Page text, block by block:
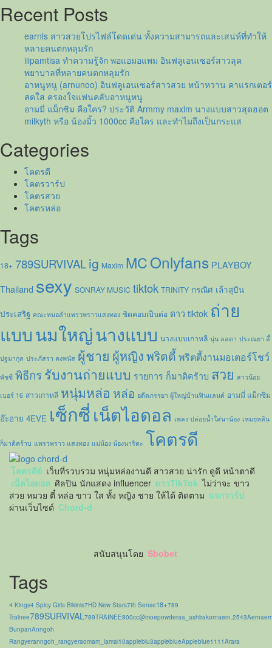
เป็ด)
สาว
สวย
จาก
รายการ
“
ก็
มาดิ
ค
ร้าบ
Recent Posts
earnls สาวสวยโปรไฟล์โดดเด่น ทั้งความสามารถและเสน่ห์ที่ทำให้
หลายคนตกหลุมรัก
iiipamtisa ทำความรู้จัก พอแอมอแพม อินฟลูเอนเซอร์สาวลุค
พยาบาลที่หลายคนตกหลุมรัก
อาหนูหนู (arnunoo) อินฟลูเอนเซอร์สาวสวย หน้าหวาน คาแรกเตอร์
สดใส ครองใจแฟนคลับอาหนูหนู
อามมี่ แม็กซิม คือใคร? ประวัติ Armmy maxim นางแบบสาวสุดฮอต
milkyth หรือ น้องมิ้ว 1000cc คือใคร และทำไมถึงเป็นกระแส
Categories
โคตรดี
โคตรวาร์ป
โคตรสวย
โคตรหล่อ
Tags
18+ 789SURVIVALig Maxim MCOnlyfans PLAYBOY
Thailand sexy SONRAY MUSIC tiktok TRINITY กรณิศ เล้าสุบิน
ประเสริฐ คณะหมอลำแพรวพราวแสงทอง ซิตคอมเป็นต่อ ดาว tiktok ถ่าย
แบบนมใหญ่นางแบบ นางแบบเกาหลี นุ่น ลลดา ประณยา ลี้
ปฐมากุล ประภัสรา คงพนัส ผู้ชาย ผู้หญิงพริตตี้ พริตตี้งานมอเตอร์โชว์
พัชชี่ พิธีกรรับงานถ่ายแบบ รายการ ก็มาดิคร้าบ สวย สาวน้อย
เบอร์ 16 สาวเกาหลี หนุ่มหล่อ หล่อ อดีตภรรยา ผู้ใหญ่บ้านฟินแลนด์ อามมี่ แม็กซิม
อ๊ะอาย 4EVE เซ็กซี่เน็ตไอดอล เพลง ปล่อยน้ำใส่นาน้อง เหมยหลิน
ก็มาดิคร้าบ แพรวพราว แสงทอง แม่น้อง น้องนาริตะ โคตรดี
โคตรดีย์ เว็บที่รวบรวม หนุ่มหล่องานดี สาวสวย น่ารัก ดูดี หน้าตาดี
เน็ตไอดอล ศิลปิน นักแสดง influencer ดาวTikTok ไม่ว่าจะ ขาว
สวย หมวย ตี๋ หล่อ ขาว ใส ทั้ง หญิง ชาย ให้ได้ ติดตาม แจกวาร์ป
ผ่านเว็บไซต์ Chord-d
สนับสนุนโดย Sbobet
Tags
4 Kings4 Spicy Girls Bikinis7HD New Stars7th Sense18+789
Trainee789SURVIVAL 789TRAINEE800cc@moepowderaa_ashirakornaern.2543
BunpanAnngoh
Rangyeranngoh_rangyeraomam_lamai10appleblu3appleblueAppleblue1111Arara